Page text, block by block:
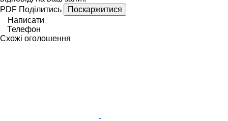
PDF Поділитись
Поскаржитися
Написати
Телефон
Схожі оголошення